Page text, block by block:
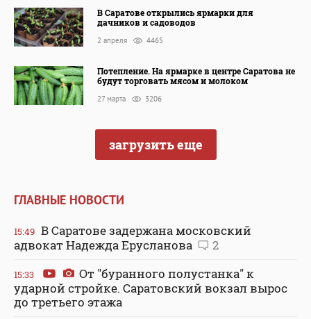
В Саратове открылись ярмарки для
дачников и садоводов
2 апреля 4465
Потепление. На ярмарке в центре Саратова не
будут торговать мясом и молоком
27 марта 3206
загрузить еще
ГЛАВНЫЕ НОВОСТИ
15:49 В Саратове задержана московский
адвокат Надежда Ерусланова
2
15:33
От "буранного полустанка" к
ударной стройке. Саратовский вокзал вырос
до третьего этажа